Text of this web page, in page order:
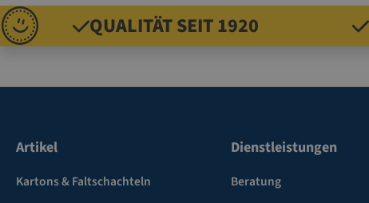
QUALITÄT SEIT 1920
Artikel
Kartons & Faltschachteln
Dienstleistungen
Beratung